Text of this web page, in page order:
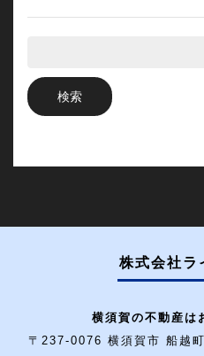
株式会社ラ
横須賀の不動産は
〒237-0076 横須賀市 船越